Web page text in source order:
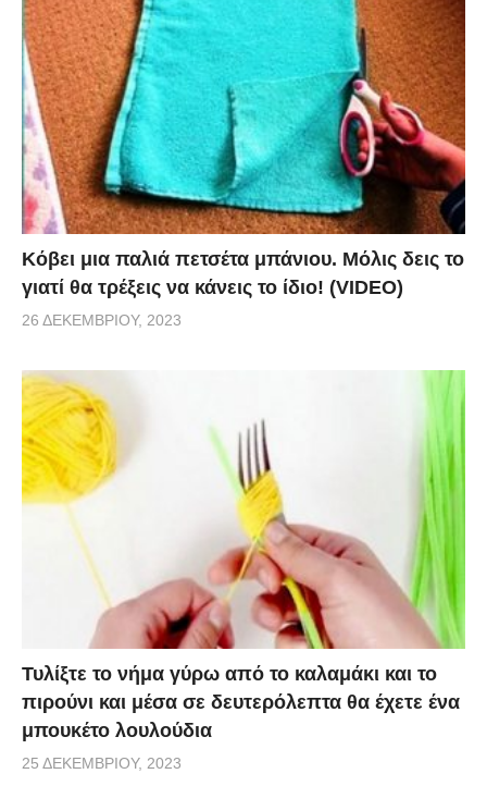
Κόβει μια παλιά πετσέτα μπάνιου. Μόλις δεις το
γιατί θα τρέξεις να κάνεις το ίδιο! (VIDEO)
26 ΔΕΚΕΜΒΡΊΟΥ, 2023
Τυλίξτε το νήμα γύρω από το καλαμάκι και το
πιρούνι και μέσα σε δευτερόλεπτα θα έχετε ένα
μπουκέτο λουλούδια
25 ΔΕΚΕΜΒΡΊΟΥ, 2023